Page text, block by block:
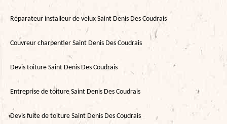
Réparateur installeur de velux Saint Denis Des Coudrais
Couvreur charpentier Saint Denis Des Coudrais
Devis toiture Saint Denis Des Coudrais
Entreprise de toiture Saint Denis Des Coudrais
Devis fuite de toiture Saint Denis Des Coudrais